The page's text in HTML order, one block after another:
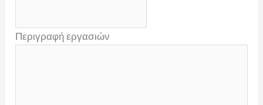
Περιγραφή εργασιών